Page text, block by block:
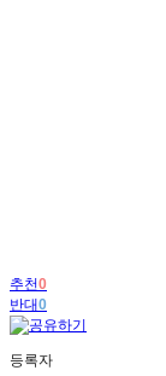
추천0
반대0
등록자